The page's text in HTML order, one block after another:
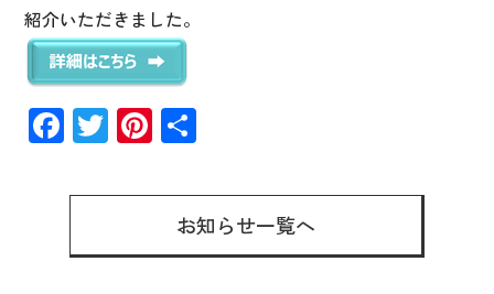
紹介いただきました。
F
e
o
T
tt
Pi
er
es
t
お知らせ一覧へ